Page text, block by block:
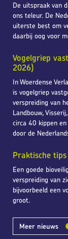
De uitspraak van
ons teleur. De
uiterste best om
daarbij oog voor
Vogelgriep
2026)
In Woerdense
is vogelgriep
verspreiding van
Landbouw,
circa 40 kippen
door de
Praktische
Een goede
verspreiding van
bijvoorbeeld een
groot.
Meer nieuws